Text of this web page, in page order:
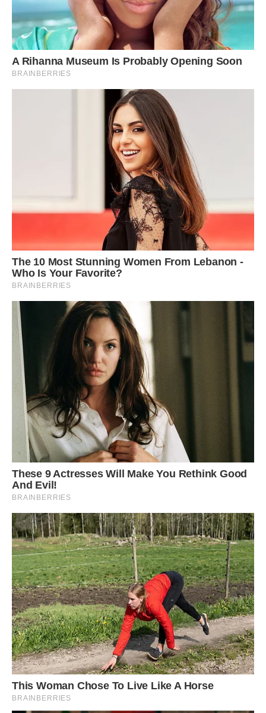
– А як же ма … бабуся?
– А Валентині Петрівні прийшла пора піти на заслужений
відпочинок. У селі їй буде добре і без тебе. А тобі буде
краще в місті, там більше можливостей, бабуся каже, ти
читати любиш. Там великі бібліотеки, величезні книжкові
магазини. – Алла бачила, як очі дівчинки загорілися. Жінка
знала, що дитину буде легко задурити. Але тут очі
дівчинки погасли і вона впевнено сказала:
– Я не поїду звідси без бабусі.
Таке в плани Алли не входило. Валентина Петрівна відразу
ж заметушилася:
– Та що ти, Лілечко! Їдь з мамою, я залишуся в своєму
будинку, мені тут і правда буде краще. Будете іноді
– Бачиш? Бабуся не хоче.- Алла притулила до себе
дівчинку і обняла.
– Біжи збиратися, не бери ніяких речей, я тобі все куплю,
тільки одягни якусь курточку, на вулиці не дуже тепло –
Алла придивилася і зрозуміла, що одяг на її дочки далеко
не нова. Дівчинка пішла збиратися.
Алла підійшла до Валентини Петрівни і сунула бабусі